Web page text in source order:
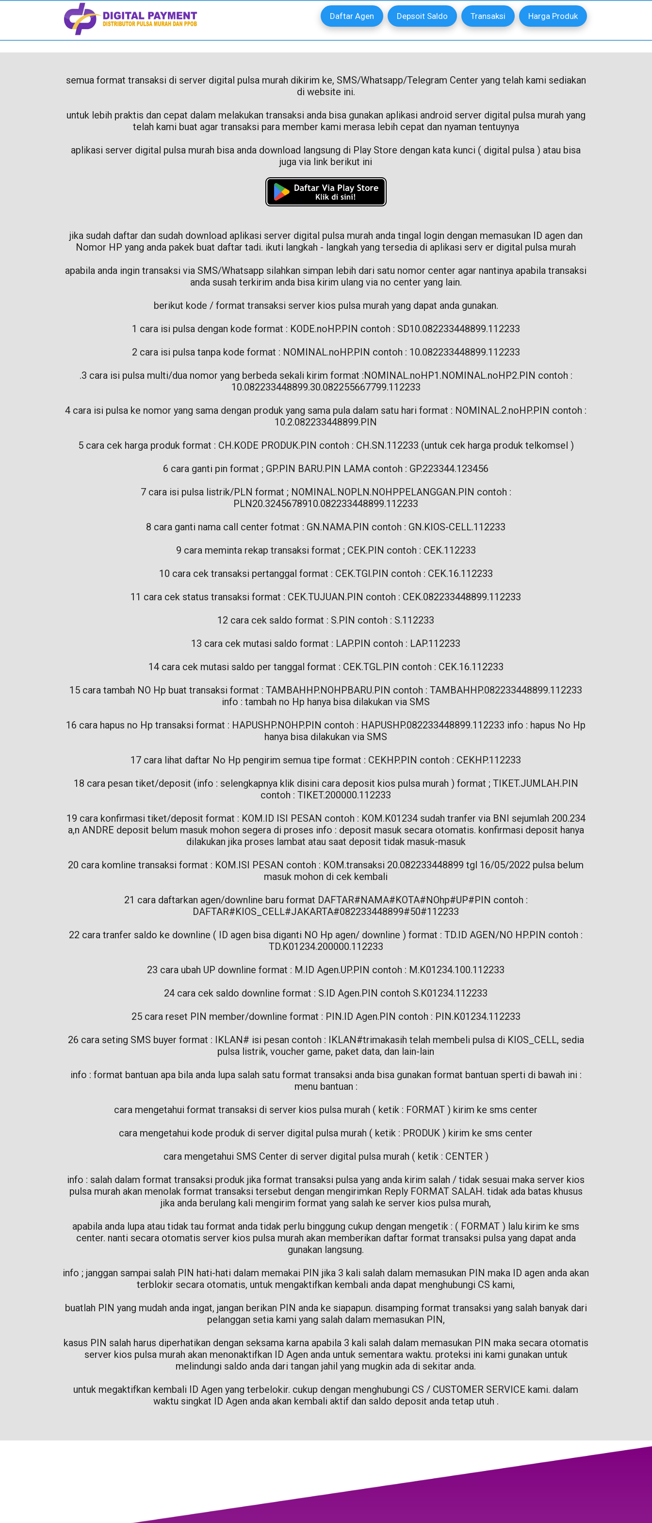
Daftar Agen Depsoit Saldo Transaksi Harga Produk
semua format transaksi di server digital pulsa murah dikirim ke, SMS/Whatsapp/Telegram Center yang telah kami sediakan
di website ini.
untuk lebih praktis dan cepat dalam melakukan transaksi anda bisa gunakan aplikasi android server digital pulsa murah yang
telah kami buat agar transaksi para member kami merasa lebih cepat dan nyaman tentuynya
aplikasi server digital pulsa murah bisa anda download langsung di Play Store dengan kata kunci ( digital pulsa ) atau bisa
juga via link berikut ini
jika sudah daftar dan sudah download aplikasi server digital pulsa murah anda tingal login dengan memasukan ID agen dan
Nomor HP yang anda pakek buat daftar tadi. ikuti langkah - langkah yang tersedia di aplikasi serv er digital pulsa murah
apabila anda ingin transaksi via SMS/Whatsapp silahkan simpan lebih dari satu nomor center agar nantinya apabila transaksi
anda susah terkirim anda bisa kirim ulang via no center yang lain.
berikut kode / format transaksi server kios pulsa murah yang dapat anda gunakan.
1 cara isi pulsa dengan kode format : KODE.noHP.PIN contoh : SD10.082233448899.112233
2 cara isi pulsa tanpa kode format : NOMINAL.noHP.PIN contoh : 10.082233448899.112233
.3 cara isi pulsa multi/dua nomor yang berbeda sekali kirim format :NOMINAL.noHP1.NOMINAL.noHP2.PIN contoh :
10.082233448899.30.082255667799.112233
4 cara isi pulsa ke nomor yang sama dengan produk yang sama pula dalam satu hari format : NOMINAL.2.noHP.PIN contoh :
10.2.082233448899.PIN
5 cara cek harga produk format : CH.KODE PRODUK.PIN contoh : CH.SN.112233 (untuk cek harga produk telkomsel )
6 cara ganti pin format ; GP.PIN BARU.PIN LAMA contoh : GP.223344.123456
7 cara isi pulsa listrik/PLN format ; NOMINAL.NOPLN.NOHPPELANGGAN.PIN contoh :
PLN20.3245678910.082233448899.112233
8 cara ganti nama call center fotmat : GN.NAMA.PIN contoh : GN.KIOS-CELL.112233
9 cara meminta rekap transaksi format ; CEK.PIN contoh : CEK.112233
10 cara cek transaksi pertanggal format : CEK.TGl.PIN contoh : CEK.16.112233
11 cara cek status transaksi format : CEK.TUJUAN.PIN contoh : CEK.082233448899.112233
12 cara cek saldo format : S.PIN contoh : S.112233
13 cara cek mutasi saldo format : LAP.PIN contoh : LAP.112233
14 cara cek mutasi saldo per tanggal format : CEK.TGL.PIN contoh : CEK.16.112233
15 cara tambah NO Hp buat transaksi format : TAMBAHHP.NOHPBARU.PIN contoh : TAMBAHHP.082233448899.112233
info : tambah no Hp hanya bisa dilakukan via SMS
16 cara hapus no Hp transaksi format : HAPUSHP.NOHP.PIN contoh : HAPUSHP.082233448899.112233 info : hapus No Hp
hanya bisa dilakukan via SMS
17 cara lihat daftar No Hp pengirim semua tipe format : CEKHP.PIN contoh : CEKHP.112233
18 cara pesan tiket/deposit (info : selengkapnya klik disini cara deposit kios pulsa murah ) format ; TIKET.JUMLAH.PIN
contoh : TIKET.200000.112233
19 cara konfirmasi tiket/deposit format : KOM.ID ISI PESAN contoh : KOM.K01234 sudah tranfer via BNI sejumlah 200.234
a,n ANDRE deposit belum masuk mohon segera di proses info : deposit masuk secara otomatis. konfirmasi deposit hanya
dilakukan jika proses lambat atau saat deposit tidak masuk-masuk
20 cara komline transaksi format : KOM.ISI PESAN contoh : KOM.transaksi 20.082233448899 tgl 16/05/2022 pulsa belum
masuk mohon di cek kembali
21 cara daftarkan agen/downline baru format DAFTAR#NAMA#KOTA#NOhp#UP#PIN contoh :
DAFTAR#KIOS_CELL#JAKARTA#082233448899#50#112233
22 cara tranfer saldo ke downline ( ID agen bisa diganti NO Hp agen/ downline ) format : TD.ID AGEN/NO HP.PIN contoh :
TD.K01234.200000.112233
23 cara ubah UP downline format : M.ID Agen.UP.PIN contoh : M.K01234.100.112233
24 cara cek saldo downline format : S.ID Agen.PIN contoh S.K01234.112233
25 cara reset PIN member/downline format : PIN.ID Agen.PIN contoh : PIN.K01234.112233
26 cara seting SMS buyer format : IKLAN# isi pesan contoh : IKLAN#trimakasih telah membeli pulsa di KIOS_CELL, sedia
pulsa listrik, voucher game, paket data, dan lain-lain
info : format bantuan apa bila anda lupa salah satu format transaksi anda bisa gunakan format bantuan sperti di bawah ini :
menu bantuan :
cara mengetahui format transaksi di server kios pulsa murah ( ketik : FORMAT ) kirim ke sms center
cara mengetahui kode produk di server digital pulsa murah ( ketik : PRODUK ) kirim ke sms center
cara mengetahui SMS Center di server digital pulsa murah ( ketik : CENTER )
info : salah dalam format transaksi produk jika format transaksi pulsa yang anda kirim salah / tidak sesuai maka server kios
pulsa murah akan menolak format transaksi tersebut dengan mengirimkan Reply FORMAT SALAH. tidak ada batas khusus
jika anda berulang kali mengirim format yang salah ke server kios pulsa murah,
apabila anda lupa atau tidak tau format anda tidak perlu binggung cukup dengan mengetik : ( FORMAT ) lalu kirim ke sms
center. nanti secara otomatis server kios pulsa murah akan memberikan daftar format transaksi pulsa yang dapat anda
gunakan langsung.
info ; janggan sampai salah PIN hati-hati dalam memakai PIN jika 3 kali salah dalam memasukan PIN maka ID agen anda akan
terblokir secara otomatis, untuk mengaktifkan kembali anda dapat menghubungi CS kami,
buatlah PIN yang mudah anda ingat, jangan berikan PIN anda ke siapapun. disamping format transaksi yang salah banyak dari
pelanggan setia kami yang salah dalam memasukan PIN,
kasus PIN salah harus diperhatikan dengan seksama karna apabila 3 kali salah dalam memasukan PIN maka secara otomatis
server kios pulsa murah akan menonaktifkan ID Agen anda untuk sementara waktu. proteksi ini kami gunakan untuk
melindungi saldo anda dari tangan jahil yang mugkin ada di sekitar anda.
untuk megaktifkan kembali ID Agen yang terbelokir. cukup dengan menghubungi CS / CUSTOMER SERVICE kami. dalam
waktu singkat ID Agen anda akan kembali aktif dan saldo deposit anda tetap utuh .